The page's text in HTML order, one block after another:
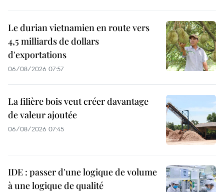
Le durian vietnamien en route vers
4,5 milliards de dollars
d'exportations
06/08/2026 07:57
La filière bois veut créer davantage
de valeur ajoutée
06/08/2026 07:45
IDE : passer d'une logique de volume
à une logique de qualité